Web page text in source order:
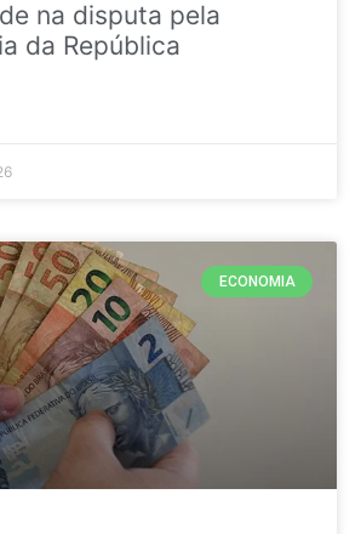
na disputa pela
da República
ECONOMIA